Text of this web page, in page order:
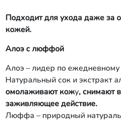
Подходит для ухода даже за
кожей.
Алоэ с люффой
Алоэ – лидер по
Натуральный сок и экстракт
омолаживают кожу, снимают
заживляющее действие.
Люффа – природный